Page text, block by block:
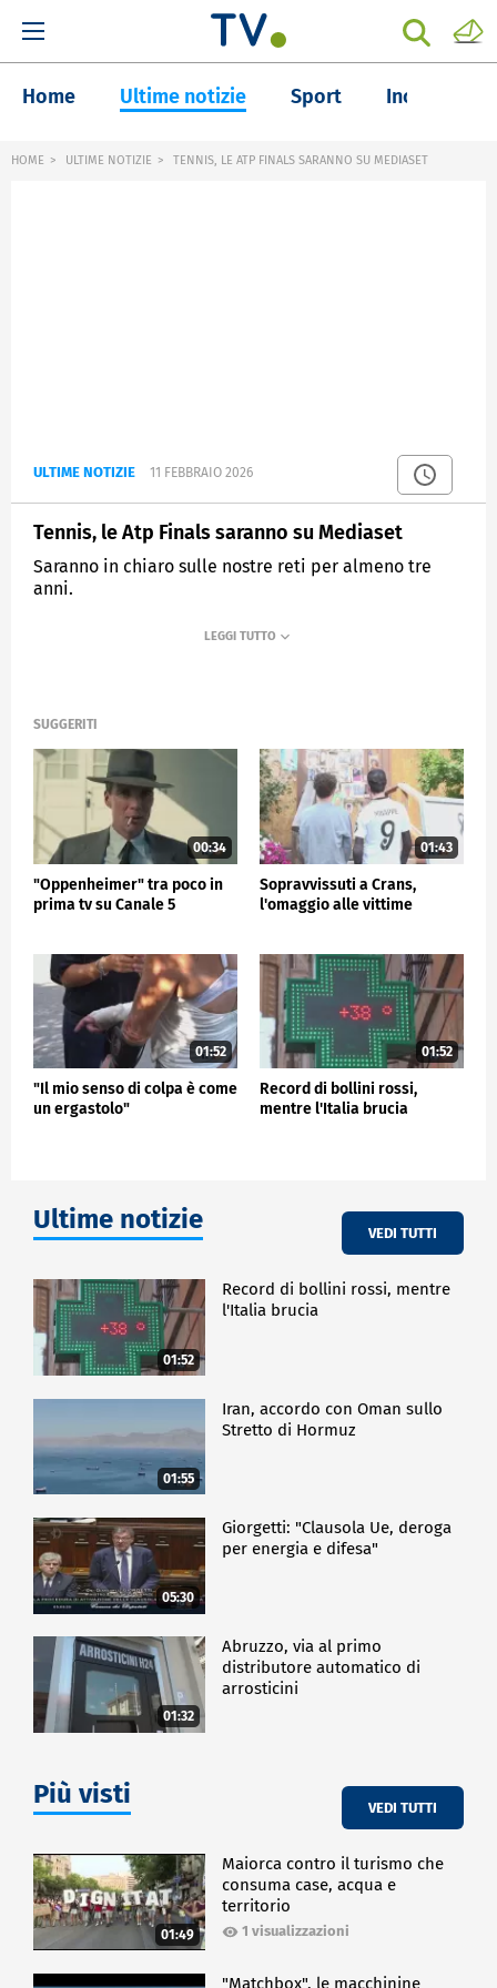
Home Ultime notizie Sport Inchieste
HOME ULTIME NOTIZIE TENNIS, LE ATP FINALS SARANNO SU MEDIASET
ULTIME NOTIZIE 11 FEBBRAIO 2026
Tennis, le Atp Finals saranno su Mediaset
Saranno in chiaro sulle nostre reti per almeno tre
anni.
SUGGERITI
00:34
"Oppenheimer" tra poco in
prima tv su Canale 5
01:43
Sopravvissuti a Crans,
l'omaggio alle vittime
01:52
"Il mio senso di colpa è come
un ergastolo"
01:52
Record di bollini rossi,
mentre l'Italia brucia
Ultime notizie VEDI TUTTI
01:52
Record di bollini rossi, mentre
l'Italia brucia
01:55
Iran, accordo con Oman sullo
Stretto di Hormuz
05:30
Giorgetti: "Clausola Ue, deroga
per energia e difesa"
01:32
Abruzzo, via al primo
distributore automatico di
arrosticini
Più visti VEDI TUTTI
01:49
Maiorca contro il turismo che
consuma case, acqua e
territorio
1 visualizzazioni
"Matchbox", le macchinine